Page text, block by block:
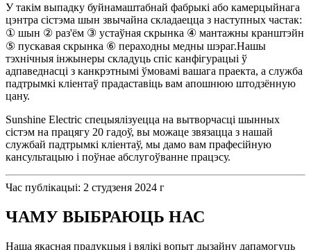
У такім выпадку буйнамаштабнай фабрыкі або камерцыйнага
цэнтра сістэма шын звычайна складаецца з наступных частак:
① шын ② раз'ём ③ устаўная скрынка ④ мантажны кранштэйн
⑤ пускавая скрынка ⑥ пераходны медны шэраг.Нашы
тэхнічныя інжынеры складуць спіс канфігурацыі ў
адпаведнасці з канкрэтнымі ўмовамі вашага праекта, а служба
падтрымкі кліентаў прадаставіць вам апошнюю штодзённую
цану.
Sunshine Electric спецыялізуецца на вытворчасці шынных
сістэм на працягу 20 гадоў, вы можаце звязацца з нашай
службай падтрымкі кліентаў, мы дамо вам прафесійную
кансультацыю і поўнае абслугоўванне працэсу.
Час публікацыі: 2 студзеня 2024 г
ЧАМУ ВЫБРАЮЦЬ НАС
Наша якасная прадукцыя і вялікі вопыт дызайну дапамогуць